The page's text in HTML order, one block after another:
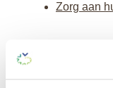
Zorg aan